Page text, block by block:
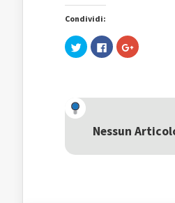
Condividi:
Fai
clic
(Si
apre
una
nuova
Fai
clic
nuova
finestra)
Fai
clic
una
nuova
Nessun